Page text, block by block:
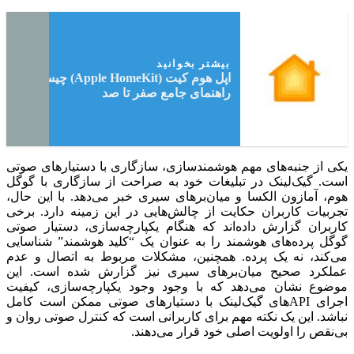
بیشتر بخوانید
اپل هوم کیت (Apple HomeKit) چیست؟
راهنمای جامع صفر تا صد
یکی از جنبه‌های مهم هوشمندسازی، سازگاری با دستیارهای صوتی
است. گیک‌لینک در تبلیغات خود به صراحت از سازگاری با گوگل
هوم، آمازون الکسا و میان‌برهای سیری خبر می‌دهد. با این حال،
تجربیات کاربران حکایت از چالش‌هایی در این زمینه دارد. برخی
کاربران گزارش داده‌اند که هنگام یکپارچه‌سازی، دستیار صوتی
گوگل پرده‌های هوشمند را به عنوان یک “کلید هوشمند” شناسایی
می‌کند، نه یک پرده. همچنین، مشکلات مربوط به اتصال و عدم
عملکرد صحیح میان‌برهای سیری نیز گزارش شده است. این
موضوع نشان می‌دهد که با وجود وجود یکپارچه‌سازی، کیفیت
اجرای APIهای گیک‌لینک با دستیارهای صوتی ممکن است کامل
نباشد. این یک نکته مهم برای کاربرانی است که کنترل صوتی روان و
بی‌نقص را اولویت اصلی خود قرار می‌دهند.